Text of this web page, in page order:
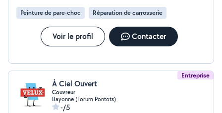
Peinture de pare-choc Réparation de carrosserie
Voir le profil Contacter
Entreprise
À Ciel Ouvert
Couvreur
Bayonne (Forum Pontots)
-/5